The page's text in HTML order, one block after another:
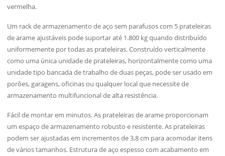
vermelha.
Um rack de armazenamento de aço sem parafusos com 5 prateleiras
de arame ajustáveis pode suportar até 1.800 kg quando distribuído
uniformemente por todas as prateleiras. Construído verticalmente
como uma única unidade de prateleiras, horizontalmente como uma
unidade tipo bancada de trabalho de duas peças, pode ser usado em
porões, garagens, oficinas ou qualquer local que necessite de
armazenamento multifuncional de alta resistência.
Fácil de montar em minutos. As prateleiras de arame proporcionam
um espaço de armazenamento robusto e resistente. As prateleiras
podem ser ajustadas em incrementos de 3,8 cm para acomodar itens
de vários tamanhos. Estrutura de aço espesso com acabamento em